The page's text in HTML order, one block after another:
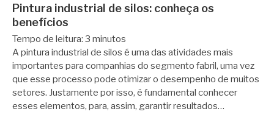
Pintura industrial de silos: conheça os
benefícios
Tempo de leitura: 3 minutos
A pintura industrial de silos é uma das atividades mais
importantes para companhias do segmento fabril, uma vez
que esse processo pode otimizar o desempenho de muitos
setores. Justamente por isso, é fundamental conhecer
esses elementos, para, assim, garantir resultados…